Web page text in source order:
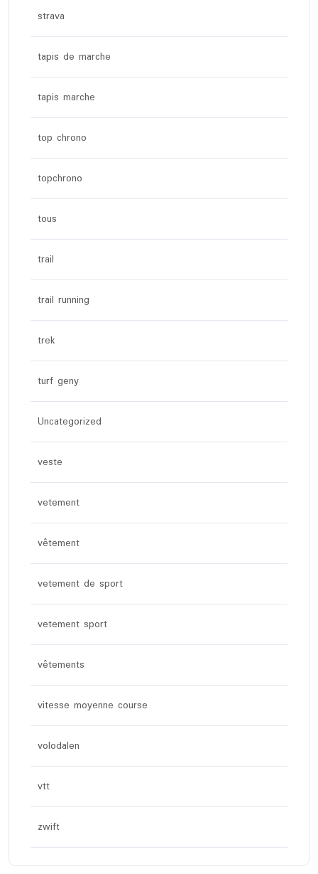
strava
tapis de marche
tapis marche
top chrono
topchrono
tous
trail
trail running
trek
turf geny
Uncategorized
veste
vetement
vêtement
vetement de sport
vetement sport
vêtements
vitesse moyenne course
volodalen
vtt
zwift